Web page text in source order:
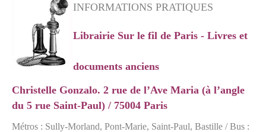
INFORMATIONS PRATIQUES
Librairie Sur le fil de Paris - Livres et
documents anciens
Christelle Gonzalo. 2 rue de l’Ave Maria (à l’angle
du 5 rue Saint-Paul) / 75004 Paris
Métros : Sully-Morland, Pont-Marie, Saint-Paul, Bastille / Bus :